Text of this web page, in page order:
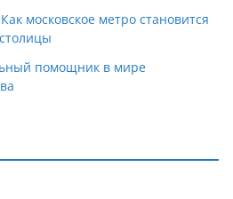
московское метро становится
помощник в мире